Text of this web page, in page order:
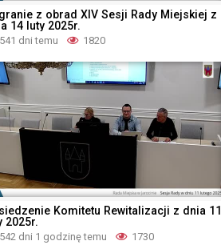
z obrad XIV Sesji Rady Miejskiej z
14 luty 2025r.
541 dni temu 1820
Komitetu Rewitalizacji z dnia 11
2025r.
542 dni 1 godzinę temu 1730